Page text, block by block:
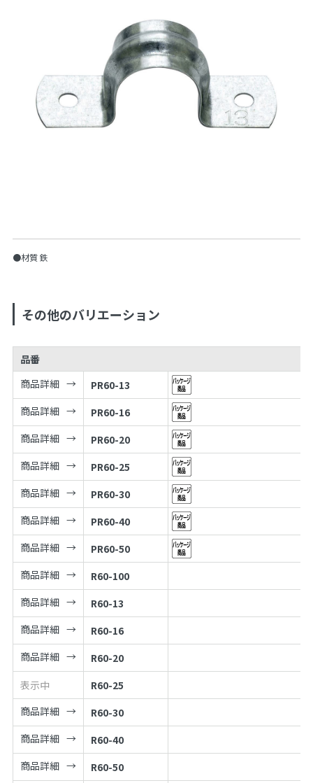
●材質 鉄
その他のバリエーション
品番
商品詳細
PR60-13
商品詳細
PR60-16
商品詳細
PR60-20
商品詳細
PR60-25
商品詳細
PR60-30
商品詳細
PR60-40
商品詳細
PR60-50
商品詳細
R60-100
商品詳細
R60-13
商品詳細
R60-16
商品詳細
R60-20
表示中
R60-25
商品詳細
R60-30
商品詳細
R60-40
商品詳細
R60-50